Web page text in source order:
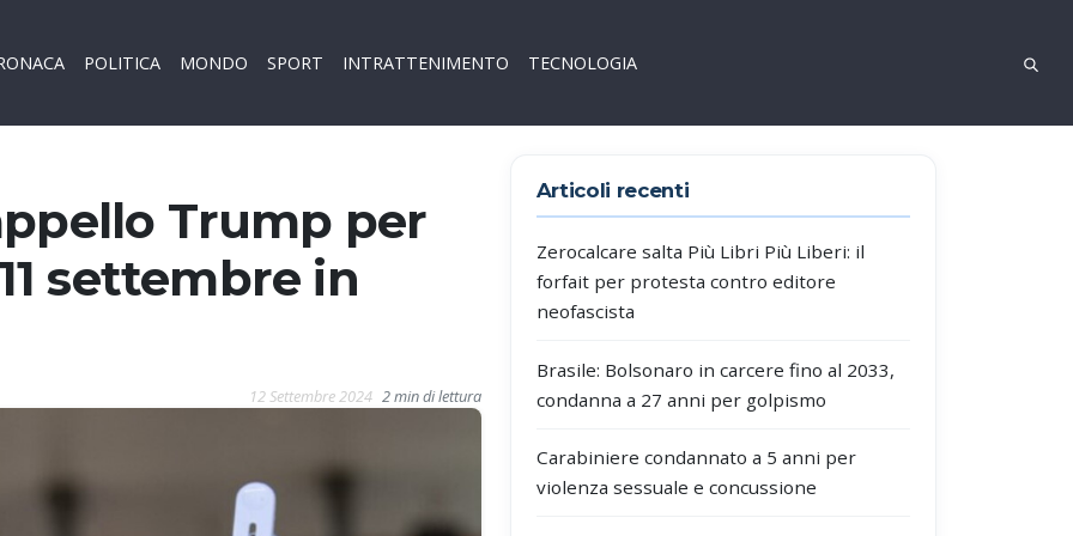
POLITICA MONDO SPORT INTRATTENIMENTO TECNOLOGIA
Trump per
settembre in
12 Settembre 2024 2 min di lettura
Articoli recenti
Zerocalcare salta Più Libri Più Liberi: il
forfait per protesta contro editore
neofascista
Brasile: Bolsonaro in carcere fino al 2033,
condanna a 27 anni per golpismo
Carabiniere condannato a 5 anni per
violenza sessuale e concussione